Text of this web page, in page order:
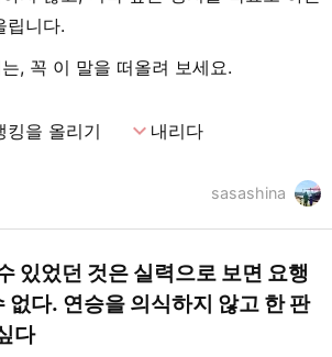
립니다.
, 꼭 이 말을 떠올려 보세요.
킹을 올리기 expand_more내리다
sasashina
있었던 것은 실력으로 보면 요행
없다. 연승을 의식하지 않고 한 판
다